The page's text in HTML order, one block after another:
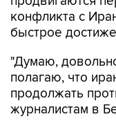
конфликта с
быстрое
"Думаю,
полагаю, что
продолжать
журналистам в